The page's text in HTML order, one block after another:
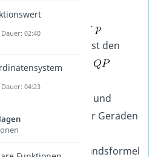
von
)
Vektor
von Vektor
abziehen. Du erhältst den
Verbindungsvektor
Verbindungsvektor und
Richtungsvektor der Geraden
ausrechnen
Ergebnisse in Abstandsformel
02:40
04:23